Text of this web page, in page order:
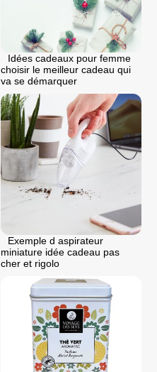
Idées cadeaux pour femme
choisir le meilleur cadeau qui
va se démarquer
Exemple d aspirateur
miniature idée cadeau pas
cher et rigolo